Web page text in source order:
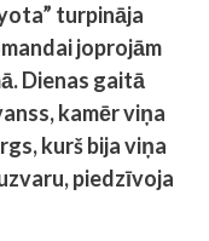
turpināja
joprojām
Dienas gaitā
kamēr viņa
kurš bija viņa
piedzīvoja